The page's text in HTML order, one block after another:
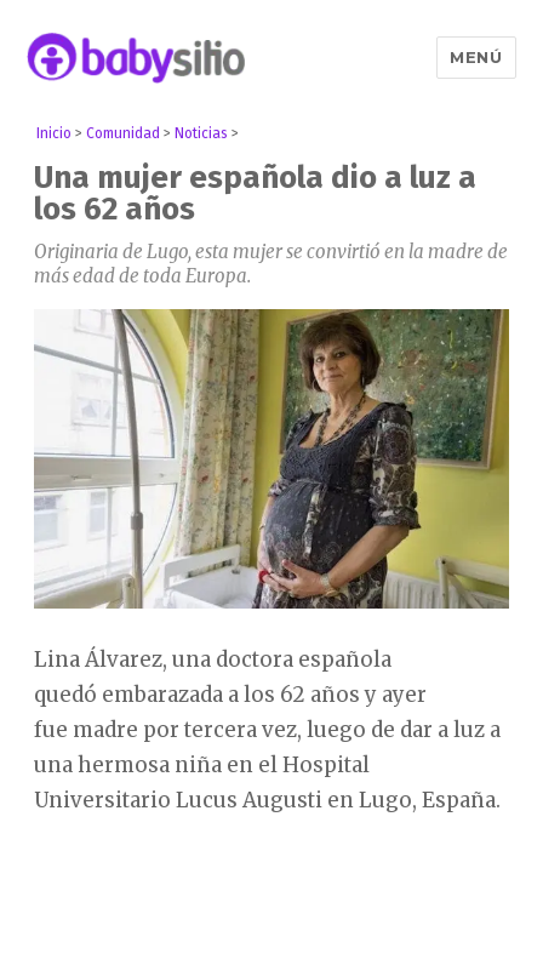
MENÚ
Inicio >Comunidad > Noticias >
Una mujer española dio a luz a
los 62 años
Originaria de Lugo, esta mujer se convirtió en la madre de
más edad de toda Europa.
Lina Álvarez, una doctora española
quedó embarazada a los 62 años y ayer
fue madre por tercera vez, luego de dar a luz a
una hermosa niña en el Hospital
Universitario Lucus Augusti en Lugo, España.